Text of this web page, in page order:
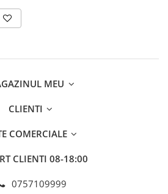
MEU
CLIENTI
COMERCIALE
CLIENTI 08-18:00
0757109999